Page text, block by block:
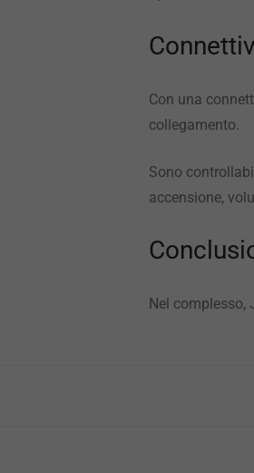
Con una
collegamento.
Sono
accensione,
Nel complesso,